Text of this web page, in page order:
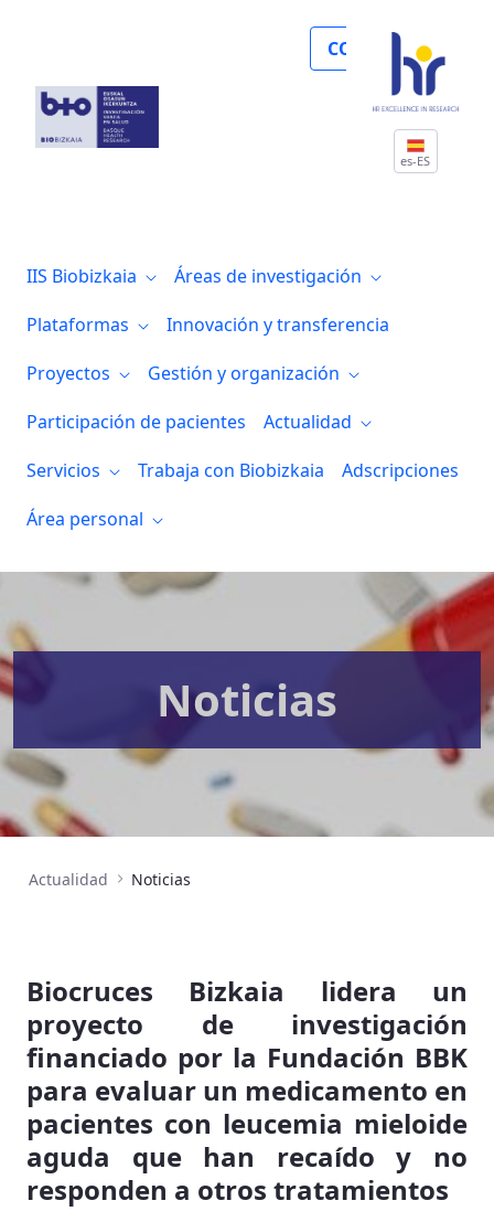
COLABORA
es-ES
IIS Biobizkaia
Áreas de investigación
Plataformas
Innovación y transferencia
Proyectos
Gestión y organización
Participación de pacientes
Actualidad
Servicios
Trabaja con Biobizkaia
Adscripciones
Área personal
Noticias
Actualidad Noticias
Biocruces Bizkaia lidera un
proyecto de investigación
financiado por la Fundación BBK
para evaluar un medicamento en
pacientes con leucemia mieloide
aguda que han recaído y no
responden a otros tratamientos